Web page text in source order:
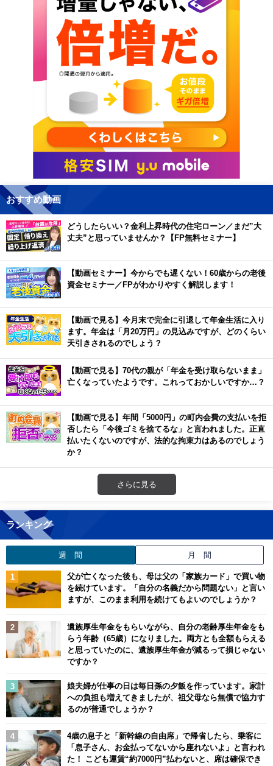
おすすめ動画
どうしたらいい？金利上昇時代の住宅ローン／まだ”大
丈夫”と思っていませんか？【FP無料セミナー】
【動画セミナー】今からでも遅くない！60歳からの老後
資金セミナー／FPがわかりやすく解説します！
【動画で見る】今月末で完全に引退して年金生活に入り
ます。年金は「月20万円」の見込みですが、どのくらい
天引きされるのでしょう？
【動画で見る】70代の親が「年金を受け取らないまま」
亡くなっていたようです。これっておかしいですか…？
【動画で見る】年間「5000円」の町内会費の支払いを拒
否したら「今後ゴミを捨てるな」と言われました。正直
払いたくないのですが、法的な拘束力はあるのでしょう
か？
さらに見る
ランキング
週 間 月 間
父が亡くなった後も、母は父の「家族カード」で買い物
を続けています。「自分の名義だから問題ない」と言い
ますが、このまま利用を続けてもよいのでしょうか？
遺族厚生年金をもらいながら、自分の老齢厚生年金をも
らう年齢（65歳）になりました。両方とも全額もらえる
と思っていたのに、遺族厚生年金が減るって損じゃない
ですか？
娘夫婦が仕事の日は毎日孫の夕飯を作っています。家計
への負担も増えてきましたが、祖父母なら無償で協力す
るのが普通でしょうか？
4歳の息子と「新幹線の自由席」で帰省したら、乗客に
「息子さん、お金払ってないから座れないよ」と言われ
た！ こども運賃“約7000円”払わないと、席は確保でき